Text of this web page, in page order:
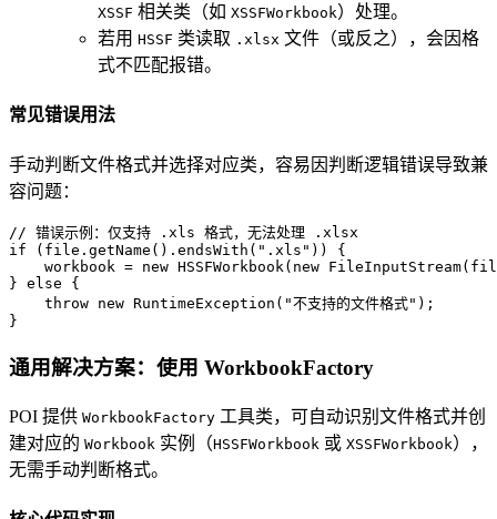
XSSF 相关类（如 XSSFWorkbook）处理。
若用 HSSF 类读取 .xlsx 文件（或反之），会因格
式不匹配报错。
常见错误用法
手动判断文件格式并选择对应类，容易因判断逻辑错误导致兼
容问题：
// 错误示例：仅支持 .xls 格式，无法处理 .xlsx
if (file.getName().endsWith( ".xls" )) {
    workbook =
new HSSFWorkbook( new FileInputStream
} else {
throw new RuntimeException ( "不支持的文件格式" );
}
通用解决方案：使用 WorkbookFactory
POI 提供 WorkbookFactory 工具类，可自动识别文件格式并创
建对应的 Workbook 实例（HSSFWorkbook 或 XSSFWorkbook），
无需手动判断格式。